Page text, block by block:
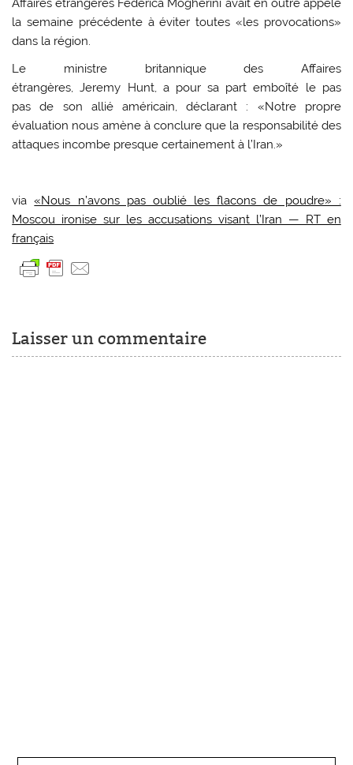
Affaires étrangères Federica Mogherini avait en outre appelé
la semaine précédente à éviter toutes «les provocations»
dans la région.
Le ministre britannique des Affaires
étrangères, Jeremy Hunt, a pour sa part emboîté le pas
pas de son allié américain, déclarant : «Notre propre
évaluation nous amène à conclure que la responsabilité des
attaques incombe presque certainement à l’Iran.»
via«Nous n’avons pas oublié les flacons de poudre» :
Moscou ironise sur les accusations visant l’Iran — RT en
français
Laisser un commentaire